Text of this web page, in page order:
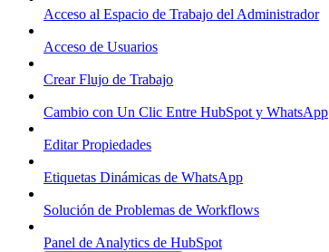
Acceso al Espacio de Trabajo del Administrador
Acceso de Usuarios
Crear Flujo de Trabajo
Cambio con Un Clic Entre HubSpot y WhatsApp
Editar Propiedades
Etiquetas Dinámicas de WhatsApp
Solución de Problemas de Workflows
Panel de Analytics de HubSpot